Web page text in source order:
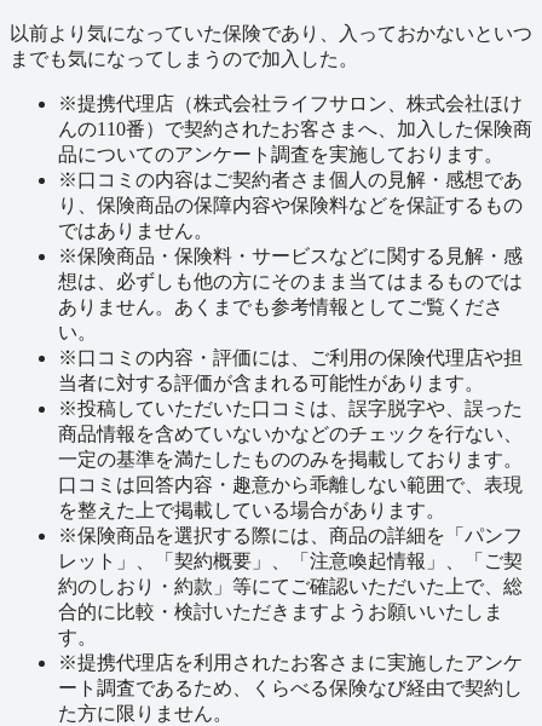
以前より気になっていた保険であり、入っておかないといつ
までも気になってしまうので加入した。
※提携代理店（株式会社ライフサロン、株式会社ほけ
んの110番）で契約されたお客さまへ、加入した保険商
品についてのアンケート調査を実施しております。
※口コミの内容はご契約者さま個人の見解・感想であ
り、保険商品の保障内容や保険料などを保証するもの
ではありません。
※保険商品・保険料・サービスなどに関する見解・感
想は、必ずしも他の方にそのまま当てはまるものでは
ありません。あくまでも参考情報としてご覧くださ
い。
※口コミの内容・評価には、ご利用の保険代理店や担
当者に対する評価が含まれる可能性があります。
※投稿していただいた口コミは、誤字脱字や、誤った
商品情報を含めていないかなどのチェックを行ない、
一定の基準を満たしたもののみを掲載しております。
口コミは回答内容・趣意から乖離しない範囲で、表現
を整えた上で掲載している場合があります。
※保険商品を選択する際には、商品の詳細を「パンフ
レット」、「契約概要」、「注意喚起情報」、「ご契
約のしおり・約款」等にてご確認いただいた上で、総
合的に比較・検討いただきますようお願いいたしま
す。
※提携代理店を利用されたお客さまに実施したアンケ
ート調査であるため、くらべる保険なび経由で契約し
た方に限りません。